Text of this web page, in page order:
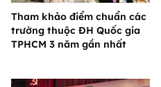
Tham khảo điểm chuẩn các
trường thuộc ĐH Quốc gia
TPHCM 3 năm gần nhất